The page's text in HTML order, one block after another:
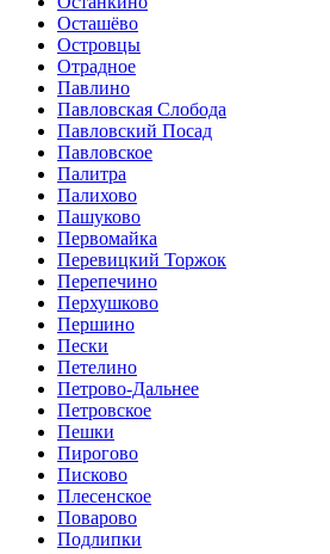
Осташёво
Островцы
Отрадное
Павлино
Павловская Слобода
Павловский Посад
Павловское
Палитра
Палихово
Пашуково
Первомайка
Перевицкий Торжок
Перепечино
Перхушково
Першино
Пески
Петелино
Петрово-Дальнее
Петровское
Пешки
Пирогово
Писково
Плесенское
Поварово
Подлипки